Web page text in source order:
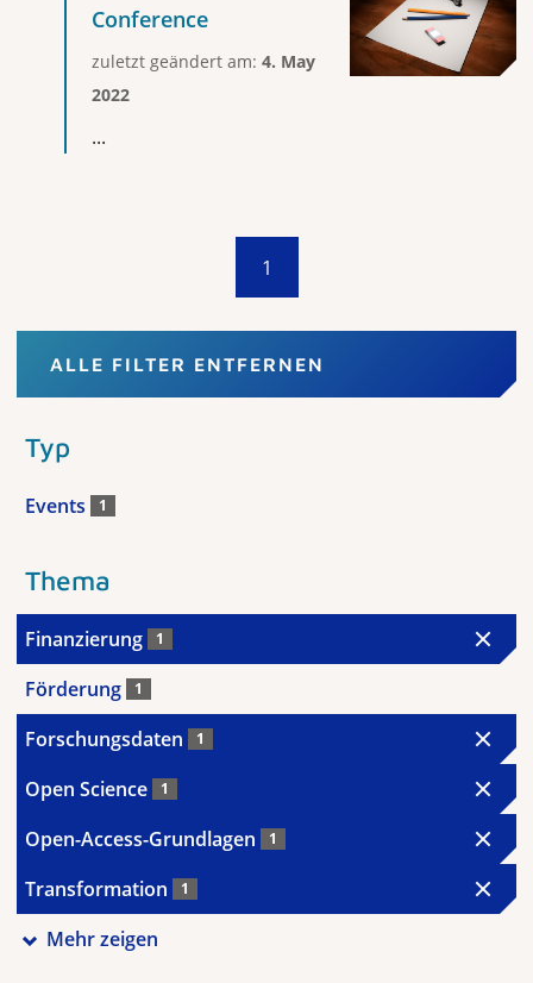
Conference
zuletzt geändert am: 4. May
2022
...
1
ALLE FILTER ENTFERNEN
Typ
Events 1
Thema
Finanzierung 1
Förderung 1
Forschungsdaten 1
Open Science 1
Open-Access-Grundlagen 1
Transformation 1
Mehr zeigen